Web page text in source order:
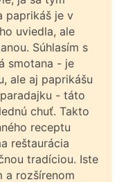
paprikáš je v
uviedla, ale
Súhlasím s
smotana - je
ale aj paprikášu
- táto
chuť. Takto
receptu
reštaurácia
tradíciou. Iste
a rozšírenom